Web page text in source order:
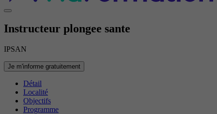
Instructeur plongee sante
IPSAN
Je m'informe gratuitement
Détail
Localité
Objectifs
Programme